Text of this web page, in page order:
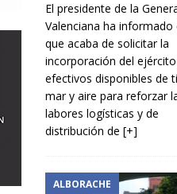
El presidente de la
Valenciana ha informado
que acaba de solicitar la
incorporación del
efectivos disponibles de
mar y aire para reforzar
labores logísticas y de
distribución de [+]
ALBORACHE